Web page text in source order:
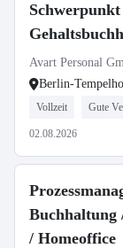
Avart Personal
Berlin-
Vollzeit Gute
02.08.2026
Buchhaltung
/ Homeoffice